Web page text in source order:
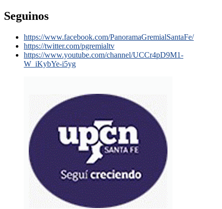
Seguinos
https://www.facebook.com/PanoramaGremialSantaFe/
https://twitter.com/pgremialtv
https://www.youtube.com/channel/UCCr4pD9M1-
W_iKybYe-i5yg